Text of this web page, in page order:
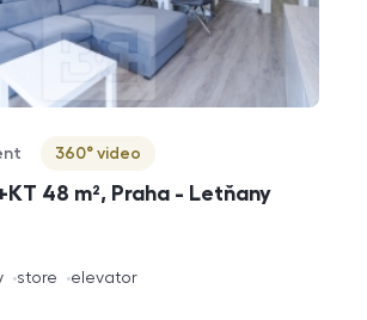
48 m², Praha - Letňany
360° video
store elevator